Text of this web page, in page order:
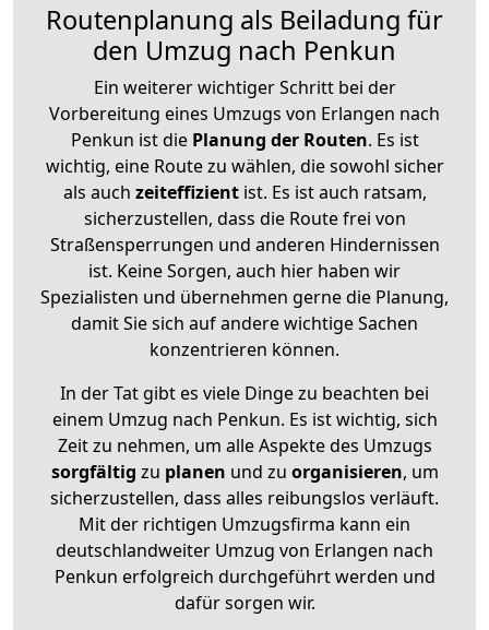
Routenplanung als Beiladung für
den Umzug nach Penkun
Ein weiterer wichtiger Schritt bei der
Vorbereitung eines Umzugs von Erlangen nach
Penkun ist diePlanung der Routen. Es ist
wichtig, eine Route zu wählen, die sowohl sicher
als auch zeiteffizientist. Es ist auch ratsam,
sicherzustellen, dass die Route frei von
Straßensperrungen und anderen Hindernissen
ist. Keine Sorgen, auch hier haben wir
Spezialisten und übernehmen gerne die Planung,
damit Sie sich auf andere wichtige Sachen
konzentrieren können.
In der Tat gibt es viele Dinge zu beachten bei
einem Umzug nach Penkun. Es ist wichtig, sich
Zeit zu nehmen, um alle Aspekte des Umzugs
sorgfältig zu planen und zu organisieren, um
sicherzustellen, dass alles reibungslos verläuft.
Mit der richtigen Umzugsfirma kann ein
deutschlandweiter Umzug von Erlangen nach
Penkun erfolgreich durchgeführt werden und
dafür sorgen wir.